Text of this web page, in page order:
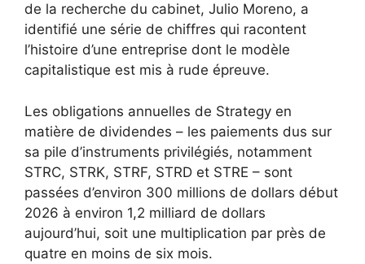
de la recherche du cabinet, Julio Moreno, a
identifié une série de chiffres qui racontent
l’histoire d’une entreprise dont le modèle
capitalistique est mis à rude épreuve.
Les obligations annuelles de Strategy en
matière de dividendes – les paiements dus sur
sa pile d’instruments privilégiés, notamment
STRC, STRK, STRF, STRD et STRE – sont
passées d’environ 300 millions de dollars début
2026 à environ 1,2 milliard de dollars
aujourd’hui, soit une multiplication par près de
quatre en moins de six mois.